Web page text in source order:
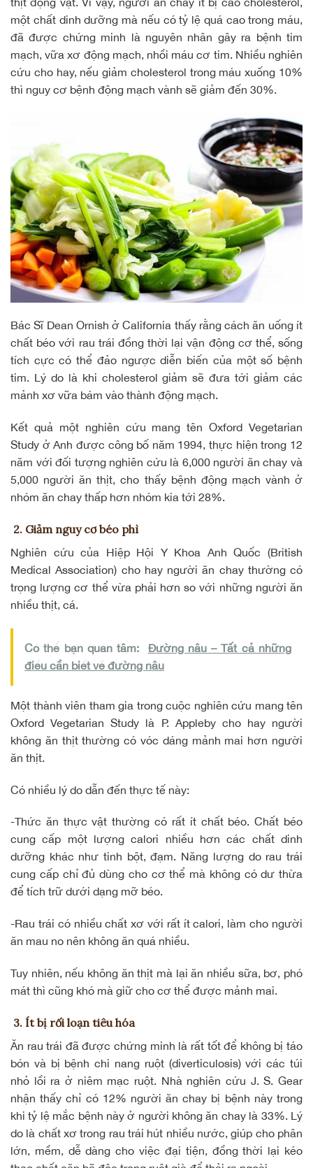
một chất dinh dưỡng mà nếu có tỷ lệ quá cao trong máu,
đã được chứng minh là nguyên nhân gây ra bệnh tim
mạch, vữa xơ động mạch, nhồi máu cơ tim. Nhiều nghiên
cứu cho hay, nếu giảm cholesterol trong máu xuống 10%
thì nguy cơ bệnh động mạch vành sẽ giảm đến 30%.
Bác Sĩ Dean Ornish ở California thấy rằng cách ăn uống ít
chất béo với rau trái đồng thời lại vận động cơ thể, sống
tích cực có thể đảo ngược diễn biến của một số bệnh
tim. Lý do là khi cholesterol giảm sẽ đưa tới giảm các
mảnh xơ vữa bám vào thành động mạch.
Kết quả một nghiên cứu mang tên Oxford Vegetarian
Study ở Anh được công bố năm 1994, thực hiện trong 12
năm với đối tượng nghiên cứu là 6,000 người ăn chay và
5,000 người ăn thịt, cho thấy bệnh động mạch vành ở
nhóm ăn chay thấp hơn nhóm kia tới 28%.
2. Giảm nguy cơ béo phì
Nghiên cứu của Hiệp Hội Y Khoa Anh Quốc (British
Medical Association) cho hay người ăn chay thường có
trọng lượng cơ thể vừa phải hơn so với những người ăn
nhiều thịt, cá.
Có thể bạn quan tâm:
Đường nâu – Tất cả những
điều cần biết về đường nâu
Một thành viên tham gia trong cuộc nghiên cứu mang tên
Oxford Vegetarian Study là P. Appleby cho hay người
không ăn thịt thường có vóc dáng mảnh mai hơn người
ăn thịt.
Có nhiều lý do dẫn đến thực tế này:
-Thức ăn thực vật thường có rất ít chất béo. Chất béo
cung cấp một lượng calori nhiều hơn các chất dinh
dưỡng khác như tinh bột, đạm. Năng lượng do rau trái
cung cấp chỉ đủ dùng cho cơ thể mà không có dư thừa
để tích trữ dưới dạng mỡ béo.
-Rau trái có nhiều chất xơ với rất ít calori, làm cho người
ăn mau no nên không ăn quá nhiều.
Tuy nhiên, nếu không ăn thịt mà lại ăn nhiều sữa, bơ, phó
mát thì cũng khó mà giữ cho cơ thể được mảnh mai.
3. Ít bị rối loạn tiêu hóa
Ăn rau trái đã được chứng minh là rất tốt để không bị táo
bón và bị bệnh chi nang ruột (diverticulosis) với các túi
nhỏ lồi ra ở niêm mạc ruột. Nhà nghiên cứu J. S. Gear
nhận thấy chỉ có 12% người ăn chay bị bệnh này trong
khi tỷ lệ mắc bệnh này ở người không ăn chay là 33%. Lý
do là chất xơ trong rau trái hút nhiều nước, giúp cho phân
lớn, mềm, dễ dàng cho việc đại tiện, đồng thời lại kéo